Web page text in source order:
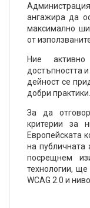
ангажира да
максимално
от
Ние
достъпността
дейност се
добри практики.
За да
критерии за
Европейската
на
посрещнем
технологии,
WCAG 2.0 и